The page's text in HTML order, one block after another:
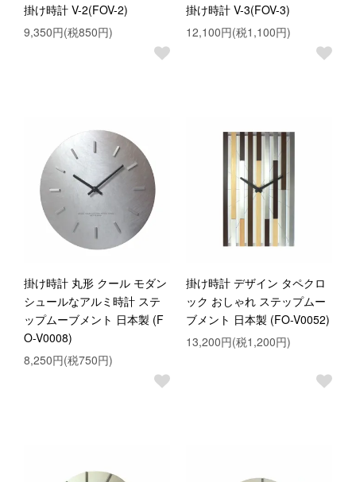
掛け時計 V-2(FOV-2)
9,350円(税850円)
掛け時計 V-3(FOV-3)
12,100円(税1,100円)
掛け時計 丸形 クール モダン
シュールなアルミ時計 ステ
ップムーブメント 日本製 (F
O-V0008)
8,250円(税750円)
掛け時計 デザイン タペクロ
ック おしゃれ ステップムー
ブメント 日本製 (FO-V0052)
13,200円(税1,200円)